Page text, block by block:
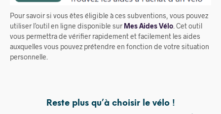
Pour savoir si vous êtes éligible à ces subventions, vous pouvez
utiliser l’outil en ligne disponible sur Mes Aides Vélo . Cet outil
vous permettra de vérifier rapidement et facilement les aides
auxquelles vous pouvez prétendre en fonction de votre situation
personnelle.
Reste plus qu’à choisir le vélo !